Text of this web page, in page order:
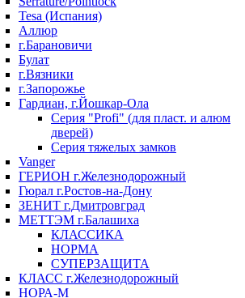
Tesa (Испания)
Аллюр
г.Барановичи
Булат
г.Вязники
г.Запорожье
Гардиан, г.Йошкар-Ола
Серия "Profi" (для пласт. и алюм
дверей)
Серия тяжелых замков
Vanger
ГЕРИОН г.Железнодорожный
Гюрал г.Ростов-на-Дону
ЗЕНИТ г.Дмитровград
МЕТТЭМ г.Балашиха
КЛАССИКА
НОРМА
СУПЕРЗАЩИТА
КЛАСС г.Железнодорожный
НОРА-М